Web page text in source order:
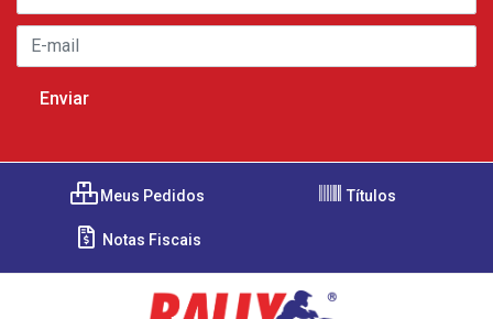
Meus Pedidos Títulos
Notas Fiscais